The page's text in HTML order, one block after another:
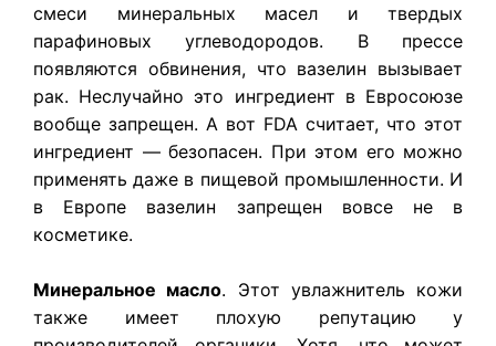
смеси минеральных масел и твердых
парафиновых углеводородов. В прессе
появляются обвинения, что вазелин вызывает
рак. Неслучайно это ингредиент в Евросоюзе
вообще запрещен. А вот FDA считает, что этот
ингредиент — безопасен. При этом его можно
применять даже в пищевой промышленности. И
в Европе вазелин запрещен вовсе не в
косметике.
Минеральное масло. Этот увлажнитель кожи
также имеет плохую репутацию у